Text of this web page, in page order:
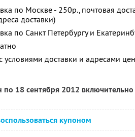
по Москве - 250р., почтовая
доставки)
по Санкт Петербургу и
условиями доставки и адресами
по 18 сентября 2012 включительно
купоном